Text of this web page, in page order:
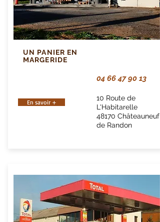
UN PANIER EN
MARGERIDE
04 66 47 90 13
En savoir +
10 Route de
L'Habitarelle
48170 Châteauneuf
de Randon